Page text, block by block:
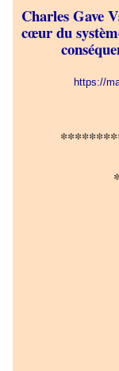
Charles Gave
cœur du
https://